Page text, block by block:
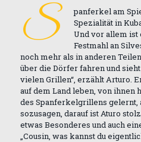
S
panferkel am
Spezialität in
Und vor allem ist
Festmahl an
noch mehr als in anderen
über die Dörfer fahren und
vielen Grillen“, erzählt Arturo.
auf dem Land leben, von ihnen
des Spanferkelgrillens gelernt,
sozusagen, darauf ist Aturo
etwas Besonderes und auch
„Cousin, was kannst du